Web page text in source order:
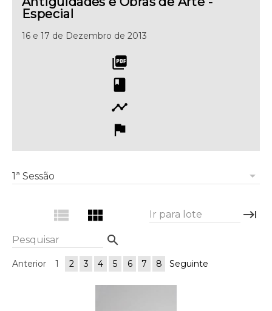
Especial
16 e 17 de Dezembro de 2013
picture_as_pdf
book
timeline
flag
arrow_drop_down
1ª Sessão
view_list view_module Ir para lote keyboard_tab
Pesquisar search
Anterior 1 2 3 4 5 6 7 8 Seguinte